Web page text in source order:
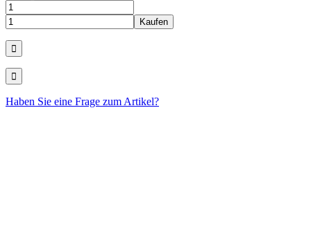
Haben Sie eine Frage zum Artikel?